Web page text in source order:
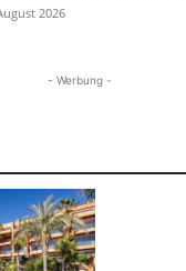
2026
- Werbung -